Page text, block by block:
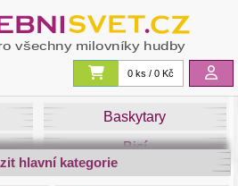
0 ks / 0 Kč
Baskytary
Bicí
Dechy
hlavní kategorie